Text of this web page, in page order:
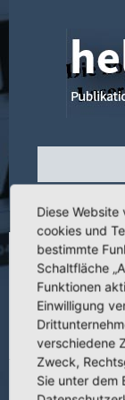
4.315 Der
Test mit
lokaler
Diese
cookies und
bestimmte
Schaltfläche
Funktionen
Einwilligung
verschiedene
Zweck,
Sie unter dem